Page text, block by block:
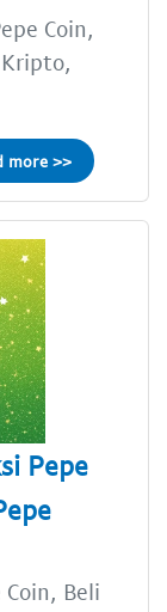
Coin,
more >>
Pepe
Coin, Beli